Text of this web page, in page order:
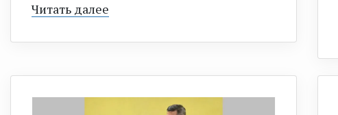
Читать далее